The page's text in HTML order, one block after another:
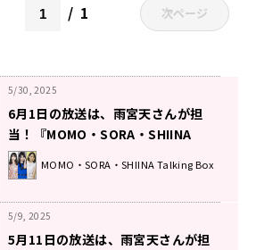
1 次ページ
5/30, 2025
6月1日の放送は、雨宮天さんが担
当！『MOMO・SORA・SHIINA
Talking Box』
MOMO・SORA・SHIINA Talking Box
5/9, 2025
5月11日の放送は、雨宮天さんが担